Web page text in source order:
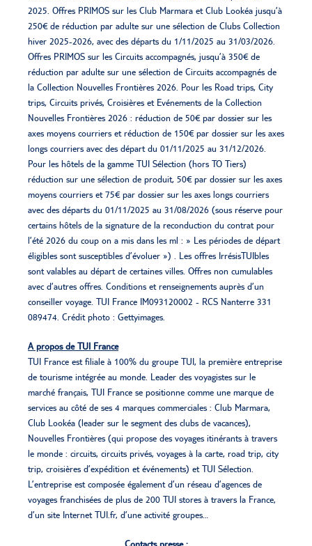
2025. Offres PRIMOS sur les Club Marmara et Club Lookéa jusqu’à
250€ de réduction par adulte sur une sélection de Clubs Collection
hiver 2025-2026, avec des départs du 1/11/2025 au 31/03/2026.
Offres PRIMOS sur les Circuits accompagnés, jusqu’à 350€ de
réduction par adulte sur une sélection de Circuits accompagnés de
la Collection Nouvelles Frontières 2026. Pour les Road trips, City
trips, Circuits privés, Croisières et Evénements de la Collection
Nouvelles Frontières 2026 : réduction de 50€ par dossier sur les
axes moyens courriers et réduction de 150€ par dossier sur les axes
longs courriers avec des départ du 01/11/2025 au 31/12/2026.
Pour les hôtels de la gamme TUI Sélection (hors TO Tiers)
réduction sur une sélection de produit, 50€ par dossier sur les axes
moyens courriers et 75€ par dossier sur les axes longs courriers
avec des départs du 01/11/2025 au 31/08/2026 (sous réserve pour
certains hôtels de la signature de la reconduction du contrat pour
l’été 2026 du coup on a mis dans les ml : » Les périodes de départ
éligibles sont susceptibles d’évoluer ») . Les offres IrrésisTUIbles
sont valables au départ de certaines villes. Offres non cumulables
avec d’autres offres. Conditions et renseignements auprès d’un
conseiller voyage. TUI France IM093120002 - RCS Nanterre 331
089474. Crédit photo : Gettyimages.
A propos de TUI France
TUI France est filiale à 100% du groupe TUI, la première entreprise
de tourisme intégrée au monde. Leader des voyagistes sur le
marché français, TUI France se positionne comme une marque de
services au côté de ses 4 marques commerciales : Club Marmara,
Club Lookéa (leader sur le segment des clubs de vacances),
Nouvelles Frontières (qui propose des voyages itinérants à travers
le monde : circuits, circuits privés, voyages à la carte, road trip, city
trip, croisières d’expédition et événements) et TUI Sélection.
L’entreprise est composée également d’un réseau d’agences de
voyages franchisées de plus de 200 TUI stores à travers la France,
d’un site Internet TUI.fr, d’une activité groupes…